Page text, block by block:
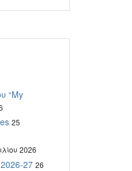
“My
25
2026
27 26